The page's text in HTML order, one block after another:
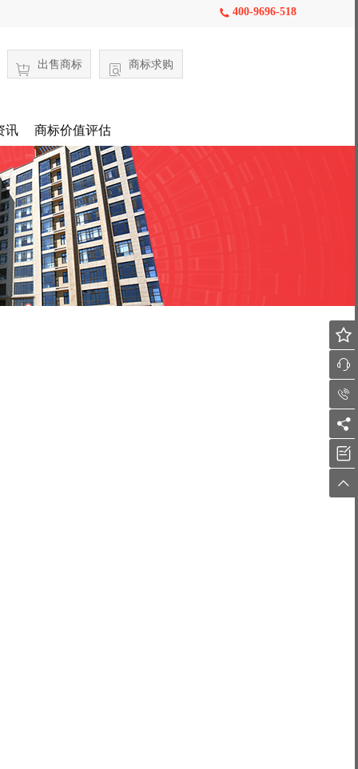
 400-9696-518
出售商标 商标求购
讯 商标价值评估





